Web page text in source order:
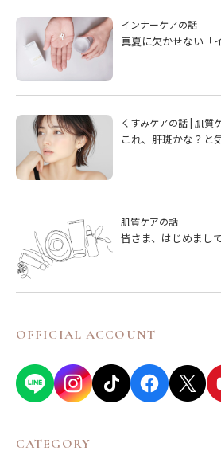
インナーケアの話
真夏に欠かせない「
くすみケアの話|肌質
これ、肝斑かな？と
肌質ケアの話
皆さま、はじめまして
OFFICIAL ACCOUNT
CATEGORY